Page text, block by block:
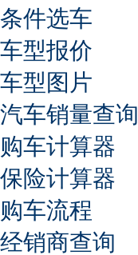
条件选车
车型报价
车型图片
汽车销量查询
购车计算器
保险计算器
购车流程
经销商查询